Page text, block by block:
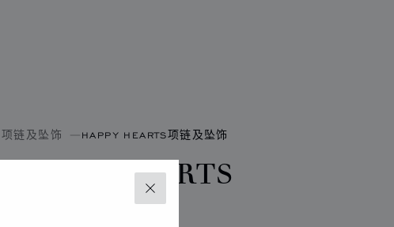
关闭
项链及坠饰 HAPPY HEARTS项链及坠饰
HAPPY HEARTS
吊坠、玫瑰金、钻石、红色宝石